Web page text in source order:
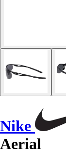
Nike
Aerial